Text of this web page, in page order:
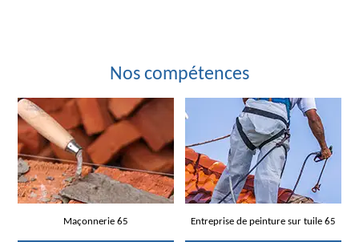
Nos compétences
Maçonnerie 65 Entreprise de peinture sur tuile 65